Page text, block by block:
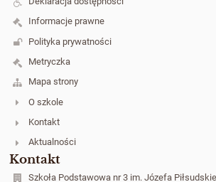
Informacje prawne
Polityka prywatności
Metryczka
Mapa strony
O szkole
Kontakt
Aktualności
Kontakt
Szkoła Podstawowa nr 3 im. Józefa